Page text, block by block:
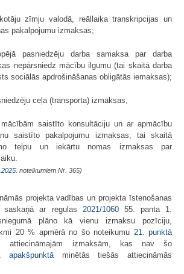
zīmju valodā, reāllaika transkripcijas un
pakalpojumu izmaksas;
pasniedzēju darba samaksa par darba
nepārsniedz mācību ilgumu (tai skaitā darba
sociālās apdrošināšanas obligātās iemaksas);
ceļa (transporta) izmaksas;
saistīto konsultāciju un ar apmācību
saistīto pakalpojumu izmaksas, tai skaitā
telpu un iekārtu nomas izmaksas par
noteikumiem Nr. 365)
projekta vadības un projekta īstenošanas
saskaņā ar regulas 2021/106055. panta 1.
plāno kā vienu izmaksu pozīciju,
20 % apmērā no šo noteikumu 21. punktā
attiecināmajām izmaksām, kas nav šo
apakšpunktā minētās tiešās attiecināmās